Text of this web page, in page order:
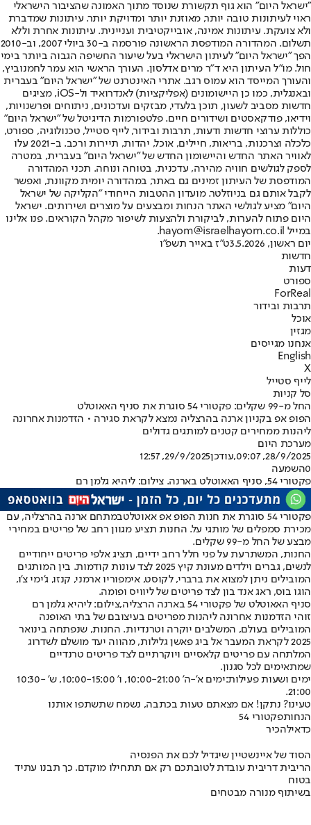
"ישראל היום" הוא גוף תקשורת שנוסד מתוך האמונה שהציבור הישראלי
ראוי לעיתונות טובה יותר, מאוזנת יותר ומדויקת יותר. עיתונות שמדברת
ולא צועקת. עיתונות אמינה, אובייקטיבית ועניינית. עיתונות אחרת וללא
תשלום. המהדורה המודפסת הראשונה פורסמה ב-30 ביולי 2007, וב-2010
הפך "ישראל היום" לעיתון הישראלי בעל שיעור החשיפה הגבוה ביותר בימי
חול. מו"ל העיתון היא ד"ר מרים אדלסון. העורך הראשי הוא עמר לחמנוביץ,
והעורך המייסד הוא עמוס רגב. אתרי האינטרנט של "ישראל היום" בעברית
ובאנגלית, כמו כן היישומונים (אפליקציות) לאנדרואיד ול-iOS, מציגים
חדשות מסביב לשעון, תוכן בלעדי, מבזקים ועדכונים, ניתוחים ופרשנויות,
וידיאו, פודקאסטים ושידורים חיים. פלטפורמות הדיגיטל של "ישראל היום"
כוללות ערוצי חדשות ודעות, תרבות ובידור, לייף סטייל, טכנולוגיה, ספורט,
כלכלה וצרכנות, בריאות, חיילים, אוכל, יהדות, תיירות ורכב. ב-2021 עלו
לאוויר האתר החדש והיישומון החדש של "ישראל היום" בעברית, במטרה
לספק לגולשים חוויה מהירה, עדכנית, בטוחה ונוחה. תכני המהדורה
המודפסת של העיתון זמינים גם באתר, במהדורה יומית מקוונת, ואפשר
לקבל אותם גם בניוזלטר. מועדון ההטבות הייחודי "הקליקה של ישראל
היום" מציע לגולשי האתר הנחות ומבצעים על מוצרים ושירותים. ישראל
היום פתוח להערות, לביקורת ולהצעות לשיפור מקהל הקוראים. פנו אלינו
במייל hayom@israelhayom.co.il.
יום ראשון, 3.5.2026
ט"ז באייר תשפ"ו
חדשות
דעות
ספורט
ForReal
תרבות ובידור
אוכל
מגזין
אנחנו מגייסים
English
X
לייף סטייל
סל קניות
החל מ-99 שקלים: פקטורי 54 סוגרת את סניף האאוטלט
הפופ אפ בקניון ארנה בהרצליה נמצא לקראת סגירה • הזדמנות אחרונה
ליהנות ממחירים קטנים למותגים גדולים
מערכת היום
28/9/2025, 09:07
,עודכן29/9/2025, 12:57
0השמעה
פקטורי 54, סניף האאוטלט בארנה. צילום: ליהיא גלמן רם
פקטורי 54 סוגרת את חנות הפופ אפ אאוטלט
במתחם ארנה בהרצליה, עם
מכירת סמפלים של מותגי על. החנות תציע מגוון רחב של פריטים במחירי
מבצע של החל מ-99 שקלים.
החנות, המשתרעת על פני חלל רחב ידיים, תציג אלפי פריטים ייחודיים
לנשים, גברים וילדים מעונת קיץ 2025 לצד עונות קודמות. בין המותגים
המובילים ניתן למצוא את ברברי, לקוסט, אימפוריו ארמני, קנזו, ג'ימי צ'ו,
הוגו בוס, ראג אנד בון לצד פריטים של ליוויס ופומה.
סניף האאוטלט של פקטורי 54 בארנה הרצליה,צילום: ליהיא גלמן רם
זוהי הזדמנות אחרונה ליהנות מפריטים בעיצובם של בתי האופנה
המובילים בעולם, המשלבים יוקרה וטרנדיות. החנות, שנפתחה בינואר
2025 לקראת המעבר אל ביג פאשן גלילות, מהווה יעד מושלם לשדרוג
המלתחה עם פריטים קלאסיים ויוקרתיים לצד פריטים טרנדיים
שמתאימים לכל סגנון.
ימים ושעות פעילות:
ימים א'-ה' 10:00-21:00, ו' 10:00-15:00, ש' 10:30-
21:00.
טעינו? נתקן! אם מצאתם טעות בכתבה, נשמח שתשתפו אותנו
הנחותפקטורי 54
כדאילהכיר
הסוד של איינשטיין שיגדיל לכם את הפנסיה
הריבית דריבית עובדת לטובתכם רק אם תתחילו מוקדם. כך תבנו עתיד
בטוח
בשיתוף מנורה מבטחים